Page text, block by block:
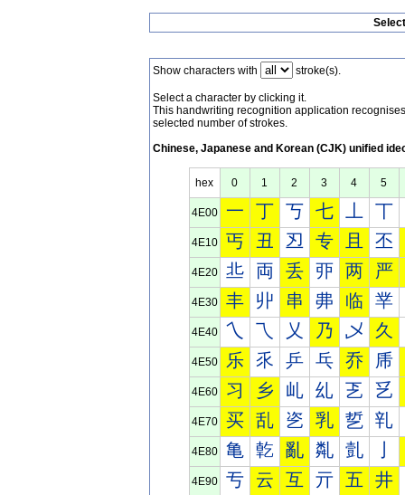
Show characters with stroke(s).
Select a character by clicking it.
This handwriting recognition application
selected number of strokes.
Chinese, Japanese and Korean (CJK) unified
hex 0 1 2 3 4 5
4E00 一 丁 丂 七 丅
4E10 丐 丑 丒 专 且 丕
4E20 丠 両 丢 丣 两 严
4E30 丰 丱 串 丳 临 丵
4E40 乀 乁 乂 乃 乄 久
4E50 乐 乑 乒 乓 乔 乕
4E60 习 乡 乢 乣 乤 乥
4E70 买 乱 乲 乳 乴 乵
4E80 亀 亁 亂 亃 亄
4E90 亐 云 互 亓 五 井